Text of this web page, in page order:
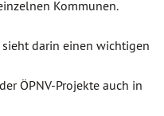
Kommunen.
sieht darin einen wichtigen
ÖPNV-Projekte auch in